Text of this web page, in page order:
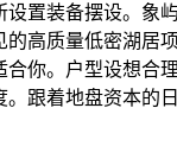
设置装备摆设。象
的高质量低密湖居
合你。户型设想合
。跟着地盘资本的